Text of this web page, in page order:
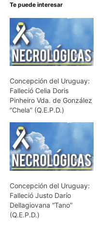
Te puede interesar
Concepción del Uruguay:
Falleció Celia Doris
Pinheiro Vda. de González
“Chela” (Q.E.P.D.)
Concepción del Uruguay:
Falleció Justo Darío
Dellagiovana “Tano”
(Q.E.P.D.)